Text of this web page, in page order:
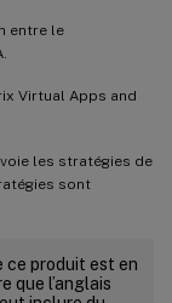
entre le
Virtual Apps and
les stratégies de
sont
ce produit est en
que l’anglais